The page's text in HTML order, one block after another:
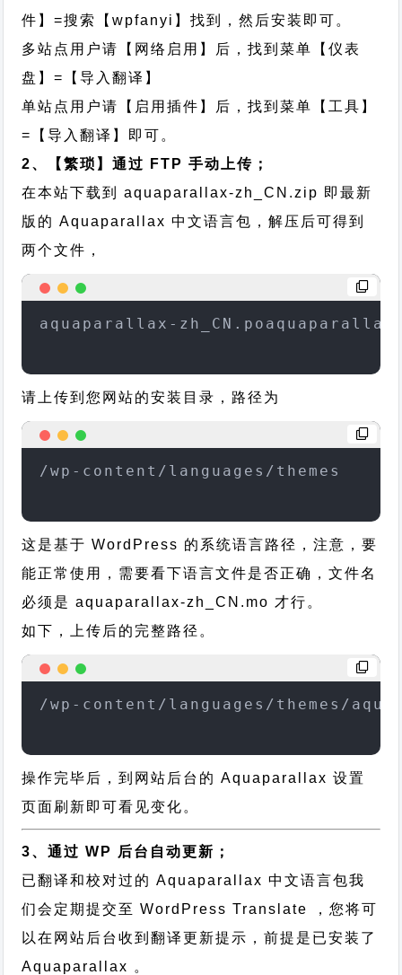
件】=搜索【wpfanyi】找到，然后安装即可。
多站点用户请【网络启用】后，找到菜单【仪表
盘】=【导入翻译】
单站点用户请【启用插件】后，找到菜单【工具】
=【导入翻译】即可。
2、【繁琐】通过 FTP 手动上传；
在本站下载到aquaparallax-zh_CN.zip 即最新
版的 Aquaparallax 中文语言包，解压后可得到
两个文件，
aquaparallax-zh_CN.poaquaparallax-
请上传到您网站的安装目录，路径为
/wp-content/languages/themes
这是基于 WordPress 的系统语言路径，注意，要
能正常使用，需要看下语言文件是否正确，文件名
必须是 aquaparallax-zh_CN.mo 才行。
如下，上传后的完整路径。
/wp-content/languages/themes/
操作完毕后，到网站后台的 Aquaparallax 设置
页面刷新即可看见变化。
3、通过 WP 后台自动更新；
已翻译和校对过的 Aquaparallax 中文语言包我
们会定期提交至 WordPress Translate ，您将可
以在网站后台收到翻译更新提示，前提是已安装了
Aquaparallax 。